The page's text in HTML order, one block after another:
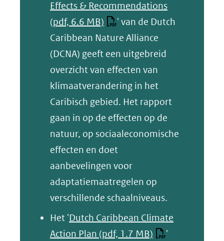
Effects & Recommendations
(pdf, 6.6 MB)
' van de Dutch
Caribbean Nature Alliance
(DCNA) geeft een uitgebreid
overzicht van effecten van
klimaatverandering in het
Caribisch gebied. Het rapport
gaan in op de effecten op de
natuur, op sociaaleconomische
effecten en doet
aanbevelingen voor
adaptatiemaatregelen op
verschillende schaalniveaus.
Het 'Dutch Caribbean Climate
Action Plan (pdf, 1.7 MB)
'